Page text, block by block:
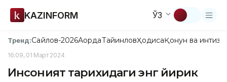
KAZINFORM ЎЗ
Тренд:Сайлов-2026АқордаТайинловҲодисаҚонун ва
16:09, 01 Март 2024
Инсоният тарихидаги энг йирик